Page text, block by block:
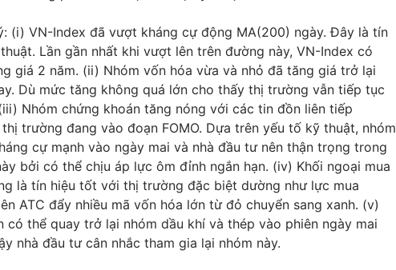
(i) VN-Index đã vượt kháng cự động MA(200) ngày. Đây là tín
Lần gần nhất khi vượt lên trên đường này, VN-Index có
giá 2 năm. (ii) Nhóm vốn hóa vừa và nhỏ đã tăng giá trở lại
Dù mức tăng không quá lớn cho thấy thị trường vẫn tiếp tục
Nhóm chứng khoán tăng nóng với các tin đồn liên tiếp
trường đang vào đoạn FOMO. Dựa trên yếu tố kỹ thuật, nhóm
cự mạnh vào ngày mai và nhà đầu tư nên thận trọng trong
bởi có thể chịu áp lực ôm đỉnh ngắn hạn. (iv) Khối ngoại mua
là tín hiệu tốt với thị trường đặc biệt dường như lực mua
ATC đẩy nhiều mã vốn hóa lớn từ đỏ chuyển sang xanh. (v)
có thể quay trở lại nhóm dầu khí và thép vào phiên ngày mai
nhà đầu tư cân nhắc tham gia lại nhóm này.